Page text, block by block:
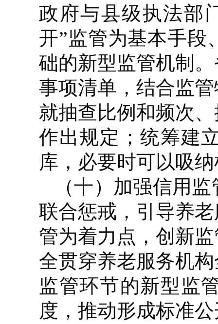
政府与县级执法部
开”监管为基本手段
础的新型监管机制
事项清单，结合监
就抽查比例和频次
作出规定；统筹建
库，必要时可以吸
（十）加强信用
联合惩戒，引导养
管为着力点，创新
全贯穿养老服务机
监管环节的新型监
度，推动形成标准